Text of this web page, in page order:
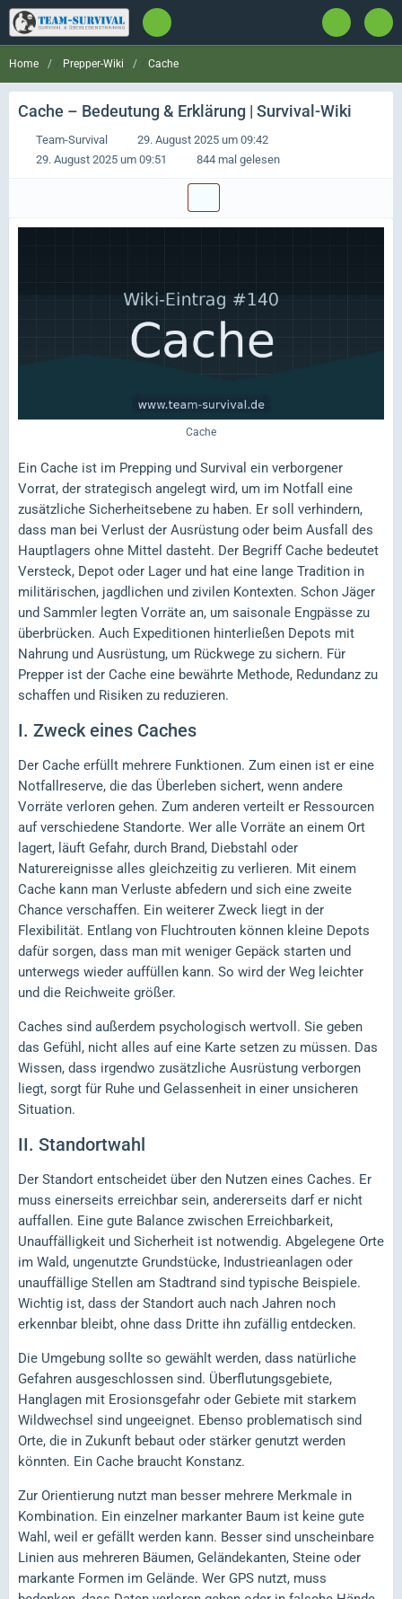
Home Prepper-Wiki Cache
Cache – Bedeutung & Erklärung | Survival-Wiki
Team-Survival
29. August 2025 um 09:42
29. August 2025 um 09:51
844 mal gelesen
Cache
Ein Cache ist im Prepping und Survival ein verborgener
Vorrat, der strategisch angelegt wird, um im Notfall eine
zusätzliche Sicherheitsebene zu haben. Er soll verhindern,
dass man bei Verlust der Ausrüstung oder beim Ausfall des
Hauptlagers ohne Mittel dasteht. Der Begriff Cache bedeutet
Versteck, Depot oder Lager und hat eine lange Tradition in
militärischen, jagdlichen und zivilen Kontexten. Schon Jäger
und Sammler legten Vorräte an, um saisonale Engpässe zu
überbrücken. Auch Expeditionen hinterließen Depots mit
Nahrung und Ausrüstung, um Rückwege zu sichern. Für
Prepper ist der Cache eine bewährte Methode, Redundanz zu
schaffen und Risiken zu reduzieren.
I. Zweck eines Caches
Der Cache erfüllt mehrere Funktionen. Zum einen ist er eine
Notfallreserve, die das Überleben sichert, wenn andere
Vorräte verloren gehen. Zum anderen verteilt er Ressourcen
auf verschiedene Standorte. Wer alle Vorräte an einem Ort
lagert, läuft Gefahr, durch Brand, Diebstahl oder
Naturereignisse alles gleichzeitig zu verlieren. Mit einem
Cache kann man Verluste abfedern und sich eine zweite
Chance verschaffen. Ein weiterer Zweck liegt in der
Flexibilität. Entlang von Fluchtrouten können kleine Depots
dafür sorgen, dass man mit weniger Gepäck starten und
unterwegs wieder auffüllen kann. So wird der Weg leichter
und die Reichweite größer.
Caches sind außerdem psychologisch wertvoll. Sie geben
das Gefühl, nicht alles auf eine Karte setzen zu müssen. Das
Wissen, dass irgendwo zusätzliche Ausrüstung verborgen
liegt, sorgt für Ruhe und Gelassenheit in einer unsicheren
Situation.
II. Standortwahl
Der Standort entscheidet über den Nutzen eines Caches. Er
muss einerseits erreichbar sein, andererseits darf er nicht
auffallen. Eine gute Balance zwischen Erreichbarkeit,
Unauffälligkeit und Sicherheit ist notwendig. Abgelegene Orte
im Wald, ungenutzte Grundstücke, Industrieanlagen oder
unauffällige Stellen am Stadtrand sind typische Beispiele.
Wichtig ist, dass der Standort auch nach Jahren noch
erkennbar bleibt, ohne dass Dritte ihn zufällig entdecken.
Die Umgebung sollte so gewählt werden, dass natürliche
Gefahren ausgeschlossen sind. Überflutungsgebiete,
Hanglagen mit Erosionsgefahr oder Gebiete mit starkem
Wildwechsel sind ungeeignet. Ebenso problematisch sind
Orte, die in Zukunft bebaut oder stärker genutzt werden
könnten. Ein Cache braucht Konstanz.
Zur Orientierung nutzt man besser mehrere Merkmale in
Kombination. Ein einzelner markanter Baum ist keine gute
Wahl, weil er gefällt werden kann. Besser sind unscheinbare
Linien aus mehreren Bäumen, Geländekanten, Steine oder
markante Formen im Gelände. Wer GPS nutzt, muss